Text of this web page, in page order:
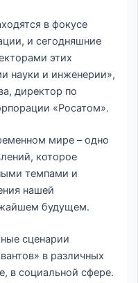
в фокусе
и сегодняшние
этих
науки и инженерии»,
директор по
«Росатом».
мире – одно
которое
темпами и
нашей
будущем.
сценарии
в различных
в социальной сфере.